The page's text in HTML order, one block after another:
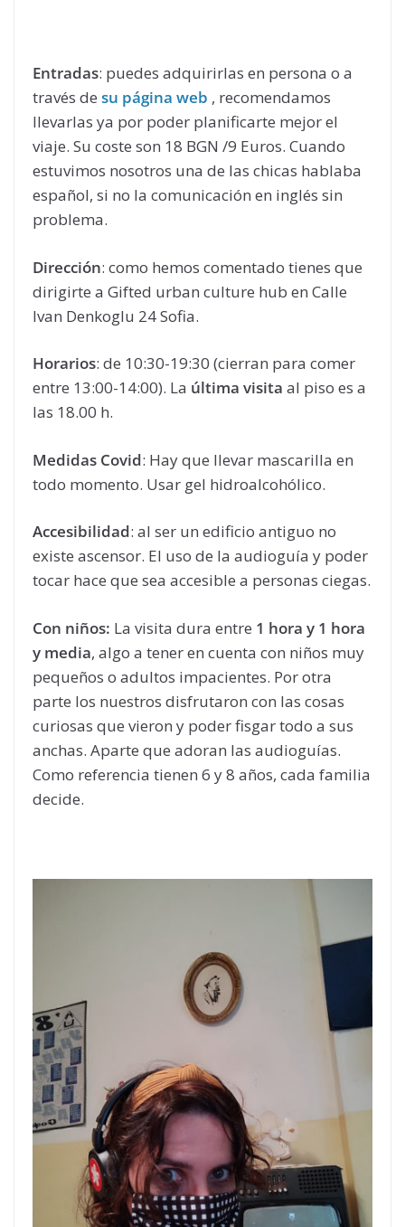
Entradas: puedes adquirirlas en persona o a
través de su página web , recomendamos
llevarlas ya por poder planificarte mejor el
viaje. Su coste son 18 BGN /9 Euros. Cuando
estuvimos nosotros una de las chicas hablaba
español, si no la comunicación en inglés sin
problema.
Dirección: como hemos comentado tienes que
dirigirte a Gifted urban culture hub en Calle
Ivan Denkoglu 24 Sofia.
Horarios: de 10:30-19:30 (cierran para comer
entre 13:00-14:00). La última visita al piso es a
las 18.00 h.
Medidas Covid: Hay que llevar mascarilla en
todo momento. Usar gel hidroalcohólico.
Accesibilidad: al ser un edificio antiguo no
existe ascensor. El uso de la audioguía y poder
tocar hace que sea accesible a personas ciegas.
Con niños: La visita dura entre 1 hora y 1 hora
y media, algo a tener en cuenta con niños muy
pequeños o adultos impacientes. Por otra
parte los nuestros disfrutaron con las cosas
curiosas que vieron y poder fisgar todo a sus
anchas. Aparte que adoran las audioguías.
Como referencia tienen 6 y 8 años, cada familia
decide.